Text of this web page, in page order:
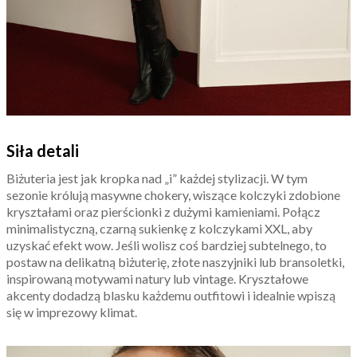
Siła detali
Biżuteria jest jak kropka nad „i” każdej stylizacji. W tym
sezonie królują masywne chokery, wiszące kolczyki zdobione
kryształami oraz pierścionki z dużymi kamieniami. Połącz
minimalistyczną, czarną sukienkę z kolczykami XXL, aby
uzyskać efekt wow. Jeśli wolisz coś bardziej subtelnego, to
postaw na delikatną biżuterię, złote naszyjniki lub bransoletki,
inspirowaną motywami natury lub vintage. Kryształowe
akcenty dodadzą blasku każdemu outfitowi i idealnie wpiszą
się w imprezowy klimat.